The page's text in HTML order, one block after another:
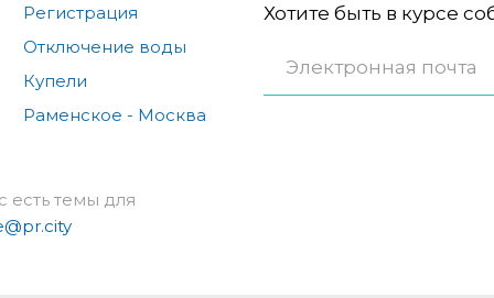
Регистрация
Отключение воды
Купели
Раменское - Москва
Хотите быть в курсе
есть темы для